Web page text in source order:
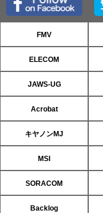
FMV
ELECOM
JAWS-UG
Acrobat
キヤノンMJ
MSI
SORACOM
Backlog